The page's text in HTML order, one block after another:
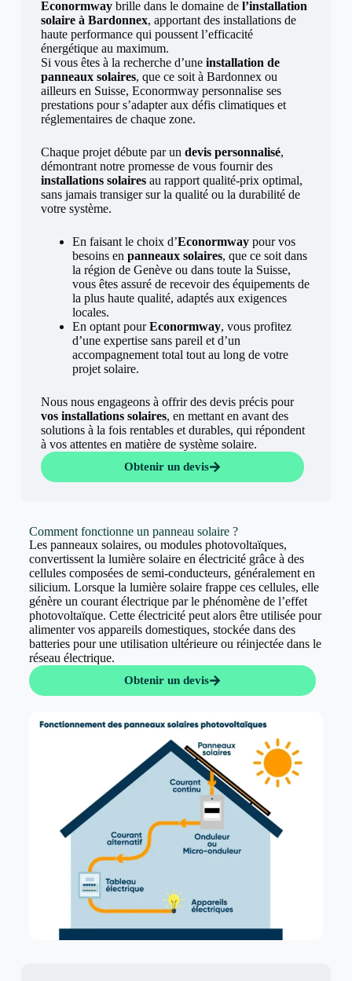
Econormwaybrille dans le domaine de l’installation
solaire à Bardonnex, apportant des installations de
haute performance qui poussent l’efficacité
énergétique au maximum.
Si vous êtes à la recherche d’une installation de
panneaux solaires, que ce soit à Bardonnex ou
ailleurs en Suisse, Econormway personnalise ses
prestations pour s’adapter aux défis climatiques et
réglementaires de chaque zone.
Chaque projet débute par un devis personnalisé,
démontrant notre promesse de vous fournir des
installations solairesau rapport qualité-prix optimal,
sans jamais transiger sur la qualité ou la durabilité de
votre système.
En faisant le choix d’Econormwaypour vos
besoins en panneaux solaires, que ce soit dans
la région de Genève ou dans toute la Suisse,
vous êtes assuré de recevoir des équipements de
la plus haute qualité, adaptés aux exigences
locales.
En optant pourEconormway, vous profitez
d’une expertise sans pareil et d’un
accompagnement total tout au long de votre
projet solaire.
Nous nous engageons à offrir des devis précis pour
vos installations solaires, en mettant en avant des
solutions à la fois rentables et durables, qui répondent
à vos attentes en matière de système solaire.
Obtenir un devis
Comment fonctionne un panneau solaire ?
Les panneaux solaires, ou modules photovoltaïques,
convertissent la lumière solaire en électricité grâce à des
cellules composées de semi-conducteurs, généralement en
silicium. Lorsque la lumière solaire frappe ces cellules, elle
génère un courant électrique par le phénomène de l’effet
photovoltaïque. Cette électricité peut alors être utilisée pour
alimenter vos appareils domestiques, stockée dans des
batteries pour une utilisation ultérieure ou réinjectée dans le
réseau électrique.
Obtenir un devis